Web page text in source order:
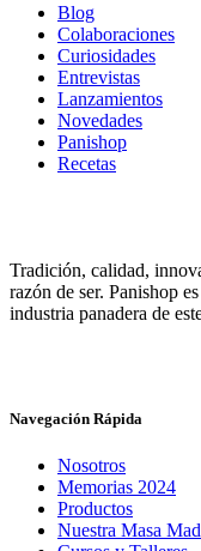
Blog
Colaboraciones
Curiosidades
Entrevistas
Lanzamientos
Novedades
Panishop
Recetas
Tradición, calidad,
razón de ser. Panishop
industria panadera de
Navegación Rápida
Nosotros
Memorias 2024
Productos
Nuestra Masa